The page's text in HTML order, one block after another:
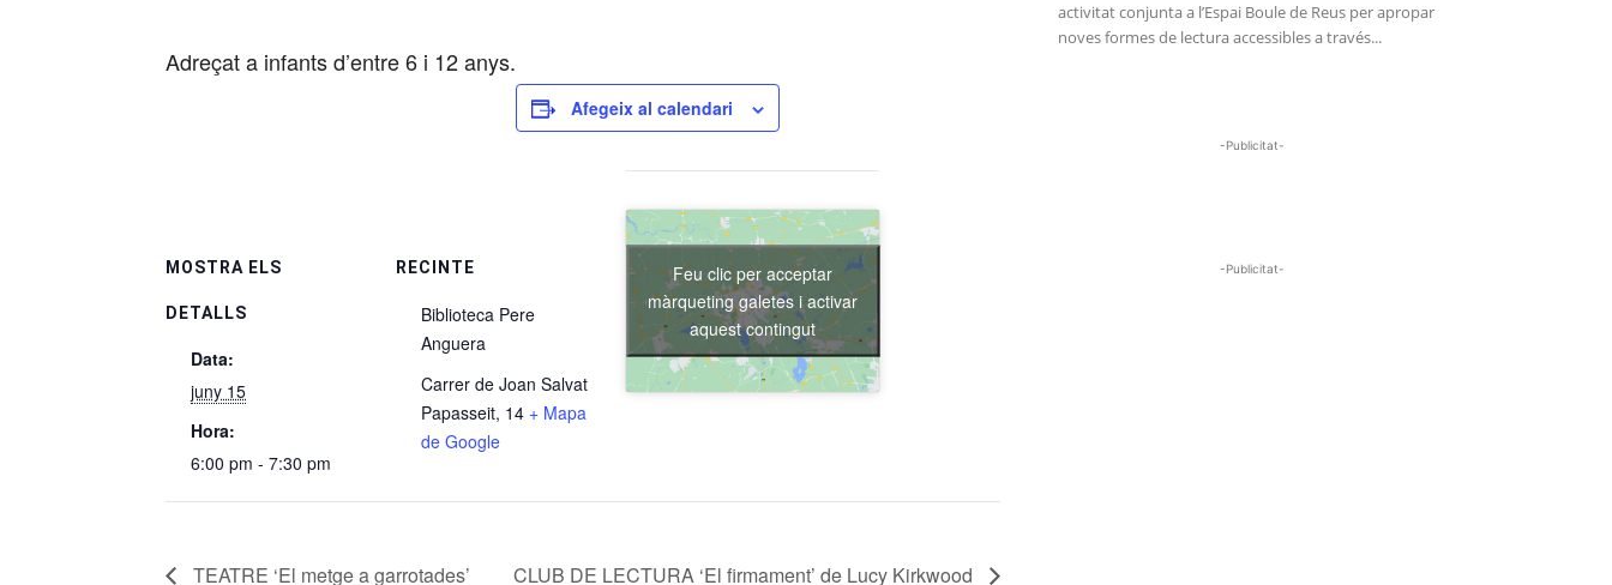
Adreçat a infants d’entre 6 i 12 anys.
Afegeix al calendari
MOSTRA ELS
DETALLS
Data:
juny 15
Hora:
6:00 pm - 7:30 pm
RECINTE
Biblioteca Pere
Anguera
Carrer de Joan Salvat
Papasseit, 14 + Mapa
de Google
Feu clic per acceptar
màrqueting galetes i activar
aquest contingut
TEATRE ‘El metge a garrotades’ CLUB DE LECTURA ‘El firmament’ de Lucy Kirkwood
activitat conjunta a l’Espai Boule de Reus per apropar
noves formes de lectura accessibles a través...
-Publicitat-
-Publicitat-